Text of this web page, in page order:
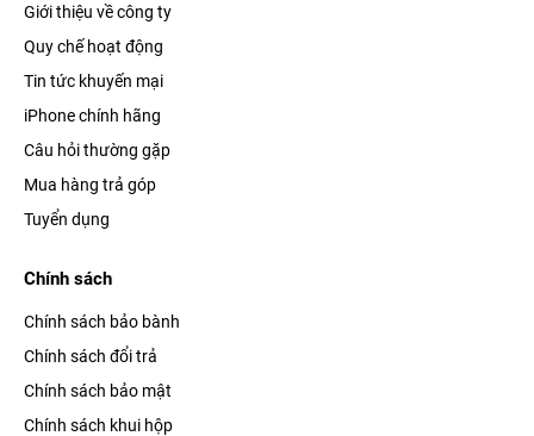
Giới thiệu về công ty
Quy chế hoạt động
Tin tức khuyến mại
iPhone chính hãng
Câu hỏi thường gặp
Mua hàng trả góp
Tuyển dụng
Chính sách
Chính sách bảo bành
Chính sách đổi trả
Chính sách bảo mật
Chính sách khui hộp